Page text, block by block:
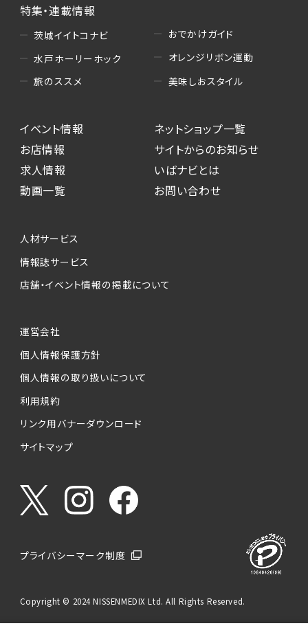
特集・連載情報
茨城イイトコナビ
水戸ホーリーホック
旅のススメ
おでかけガイド
オレンジリボン運動
美味しおスタイル
イベント情報
お店情報
求人情報
動画一覧
ネットショップ一覧
サイトからのお知らせ
いばナビとは
お問い合わせ
人材サービス
情報誌サービス
店舗・イベント情報の掲載について
運営会社
個人情報保護方針
個人情報の取り扱いについて
利用規約
リンク用バナーダウンロード
サイトマップ
プライバシーマーク制度
Copyright © 2024 NISSENMEDIX Ltd. All Rights Reserved.